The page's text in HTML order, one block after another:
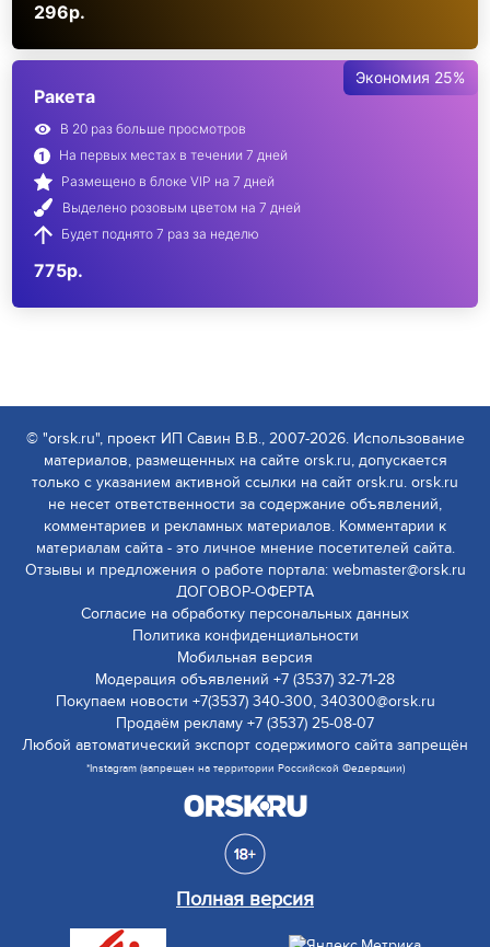
296р.
Экономия 25%
Ракета
В 20 раз больше просмотров
На первых местах в течении 7 дней
Размещено в блоке VIP на 7 дней
Выделено розовым цветом на 7 дней
Будет поднято 7 раз за неделю
775р.
© "orsk.ru", проект ИП Савин В.В., 2007-2026. Использование
материалов, размещенных на сайте orsk.ru, допускается
только с указанием активной ссылки на сайт orsk.ru. orsk.ru
не несет ответственности за содержание объявлений,
комментариев и рекламных материалов. Комментарии к
материалам сайта - это личное мнение посетителей сайта.
Отзывы и предложения о работе портала: webmaster@orsk.ru
ДОГОВОР-ОФЕРТА
Согласие на обработку персональных данных
Политика конфиденциальности
Мобильная версия
Модерация объявлений +7 (3537) 32-71-28
Покупаем новости +7(3537) 340-300, 340300@orsk.ru
Продаём рекламу +7 (3537) 25-08-07
Любой автоматический экспорт содержимого сайта запрещён
*Instagram (запрещен на территории Российской Федерации)
Полная версия